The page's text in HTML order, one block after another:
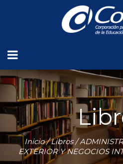
Inicio/Libros/
EXTERIOR Y NEGOCIOS